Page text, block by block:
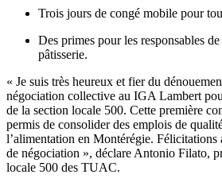
Trois jours de congé mobile pour
Des primes pour les responsables
pâtisserie.
« Je suis très heureux et fier du
négociation collective au IGA Lambert
de la section locale 500. Cette première
permis de consolider des emplois de
l’alimentation en Montérégie. Félicitations
de négociation », déclare Antonio Filato,
locale 500 des TUAC.